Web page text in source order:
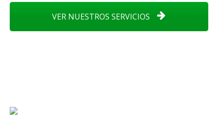
VER NUESTROS SERVICIOS